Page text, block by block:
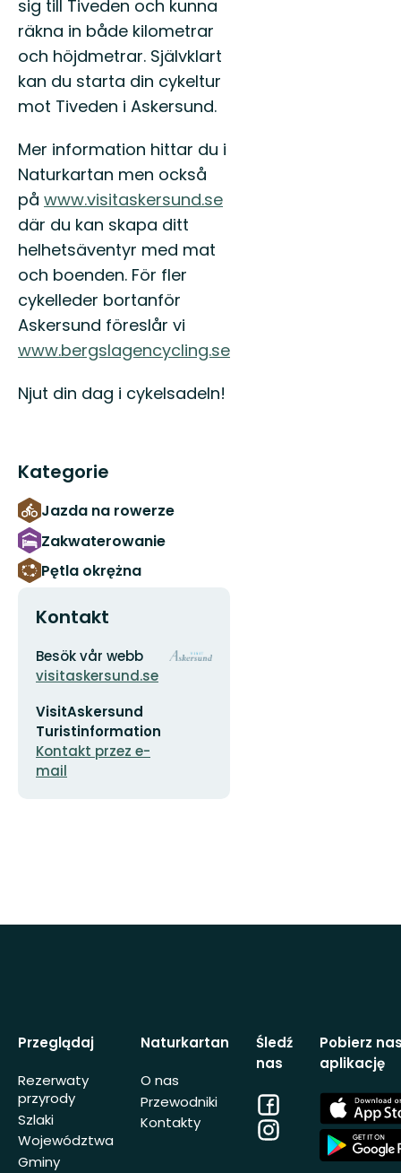
sig till Tiveden och kunna
räkna in både kilometrar
och höjdmetrar. Självklart
kan du starta din cykeltur
mot Tiveden i Askersund.
Mer information hittar du i
Naturkartan men också
på www.visitaskersund.se
där du kan skapa ditt
helhetsäventyr med mat
och boenden. För fler
cykelleder bortanför
Askersund föreslår vi
www.bergslagencycling.se
Njut din dag i cykelsadeln!
Kategorie
Jazda na rowerze
Zakwaterowanie
Pętla okrężna
Kontakt
Adres
Besök vår webb
visitaskersund.se
e-
mail
VisitAskersund
Turistinformation
Kontakt przez e-
mail
Logotyp
Przeglądaj
Rezerwaty
przyrody
Szlaki
Województwa
Gminy
Naturkartan
O nas
Przewodniki
Kontakty
Śledź
nas
Facebook
Instagram
Pobierz
aplikację
App
Store
App
Store